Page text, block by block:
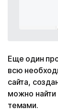
Еще один
всю
сайта,
можно найти
темами.